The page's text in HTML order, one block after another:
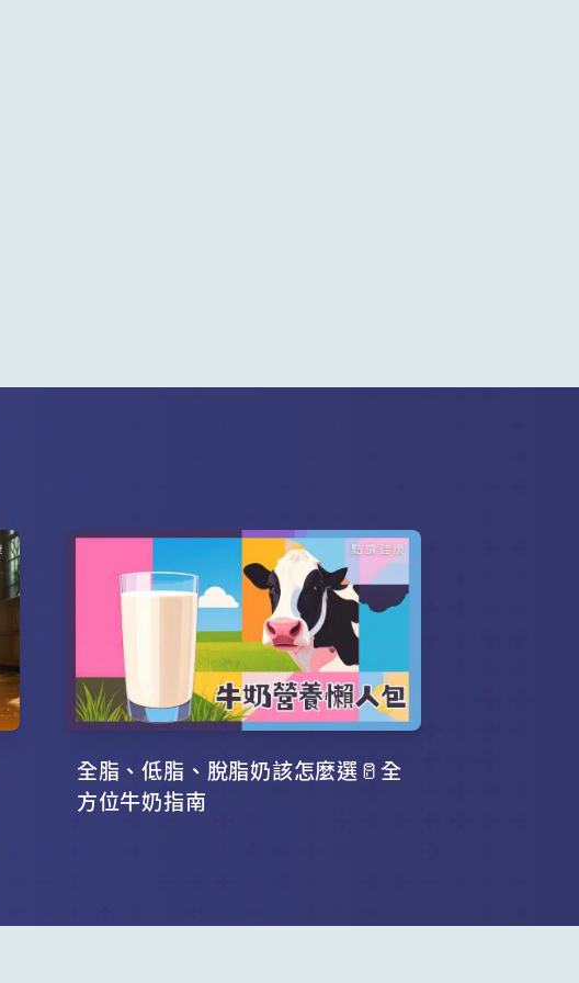
全脂、低脂、脫脂奶該怎麼選🥛全
方位牛奶指南